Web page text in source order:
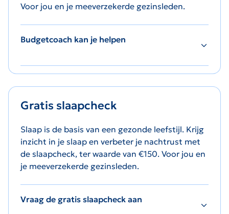
Voor jou en je meeverzekerde gezinsleden.
Budgetcoach kan je helpen
Gratis slaapcheck
Slaap is de basis van een gezonde leefstijl. Krijg
inzicht in je slaap en verbeter je nachtrust met
de slaapcheck, ter waarde van €150. Voor jou en
je meeverzekerde gezinsleden.
Vraag de gratis slaapcheck aan